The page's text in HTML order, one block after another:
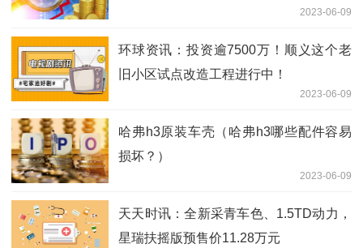
2023-06-09
环球资讯：投资逾7500万！顺义这个老
旧小区试点改造工程进行中！
2023-06-09
哈弗h3原装车壳（哈弗h3哪些配件容易
损坏？）
2023-06-09
天天时讯：全新采青车色、1.5TD动力，
星瑞扶摇版预售价11.28万元